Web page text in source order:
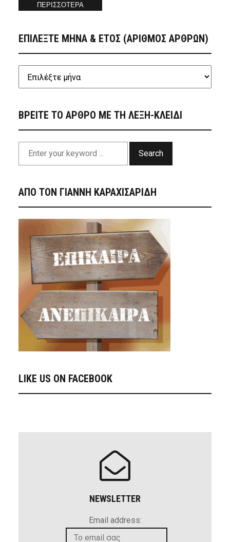
ΠΕΡΙΣΣΟΤΕΡΑ
ΕΠΙΛΕΞΤΕ ΜΗΝΑ & ΕΤΟΣ (ΑΡΙΘΜΟΣ ΑΡΘΡΩΝ)
ΒΡΕΙΤΕ ΤΟ ΑΡΘΡΟ ΜΕ ΤΗ ΛΕΞΗ-ΚΛΕΙΔΙ
Search
ΑΠΟ ΤΟΝ ΓΙΑΝΝΗ ΚΑΡΑΧΙΣΑΡΙΔΗ
LIKE US ON FACEBOOK
NEWSLETTER
Email address: